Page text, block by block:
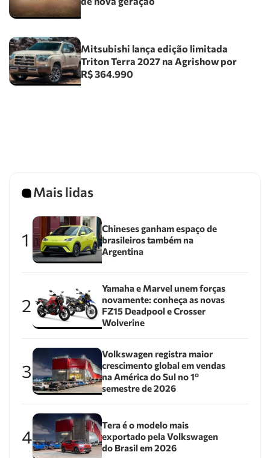
Mitsubishi lança edição limitada
Triton Terra 2027 na Agrishow por
R$ 364.990
Mais lidas
1
Chineses ganham espaço de
brasileiros também na
Argentina
2
Yamaha e Marvel unem forças
novamente: conheça as novas
FZ15 Deadpool e Crosser
Wolverine
3
Volkswagen registra maior
crescimento global em vendas
na América do Sul no 1º
semestre de 2026
4
Tera é o modelo mais
exportado pela Volkswagen
do Brasil em 2026